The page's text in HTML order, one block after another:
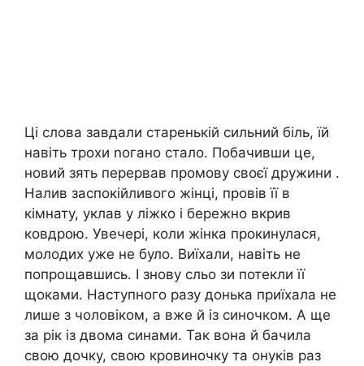
Ці слова завдали старенькій сильний біль, їй
навіть трохи nогано стало. Побачивши це,
новий зять перервав промову своєї дружини .
Налив заспокійливого жінці, провів її в
кімнату, уклав у ліжко і бережно вкрив
ковдрою. Увечері, коли жінка прокинулася,
молодих уже не було. Виїхали, навіть не
попрощавшись. І знову сльо зи потекли її
щоками. Наступного разу донька приїхала не
лише з чоловіком, а вже й із синочком. А ще
за рік із двома синами. Так вона й бачила
свою дочку, свою кровиночку та онуків раз